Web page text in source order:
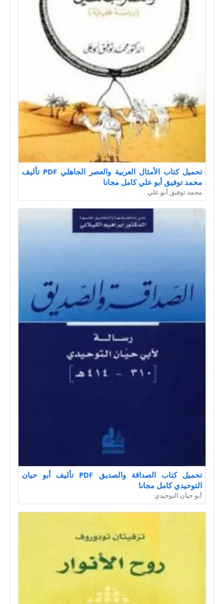
تحميل كتاب الأمثال العربية والعصر الجاهلي PDF تأليف
محمد توفيق أبو علي كامل مجانا
محمد توفيق أبو علي
تحميل كتاب الصداقة والصديق PDF تأليف أبو حيان
التوحيدي كامل مجانا
أبو حيان التوحيدي